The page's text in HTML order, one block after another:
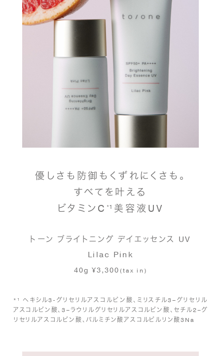
優しさも防御もくずれにくさも。
すべてを叶える
ビタミンC *¹美容液UV
トーン ブライトニング デイエッセンス UV
Lilac Pink
40g ¥3,300 (tax in)
*¹ ヘキシル3-グリセリルアスコルビン酸、ミリスチル3–グリセリル
アスコルビン酸、3–ラウリルグリセリルアスコルビン酸、セチル2–グ
リセリルアスコルビン酸、 パルミチン酸アスコルビルリン酸3Na